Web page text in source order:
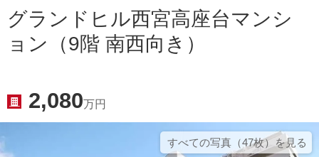
住まいを売る
町を知る
住まい事例をさが
す
街・施設をさがす
不動産エージェントの提案
相場データを依頼する
グランドヒル西宮高座台マンシ
ョン（9階 南西向き）
2,080万円
すべての写真（47枚）を⾒る